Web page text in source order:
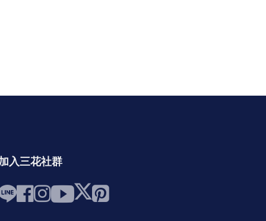
入三花社群